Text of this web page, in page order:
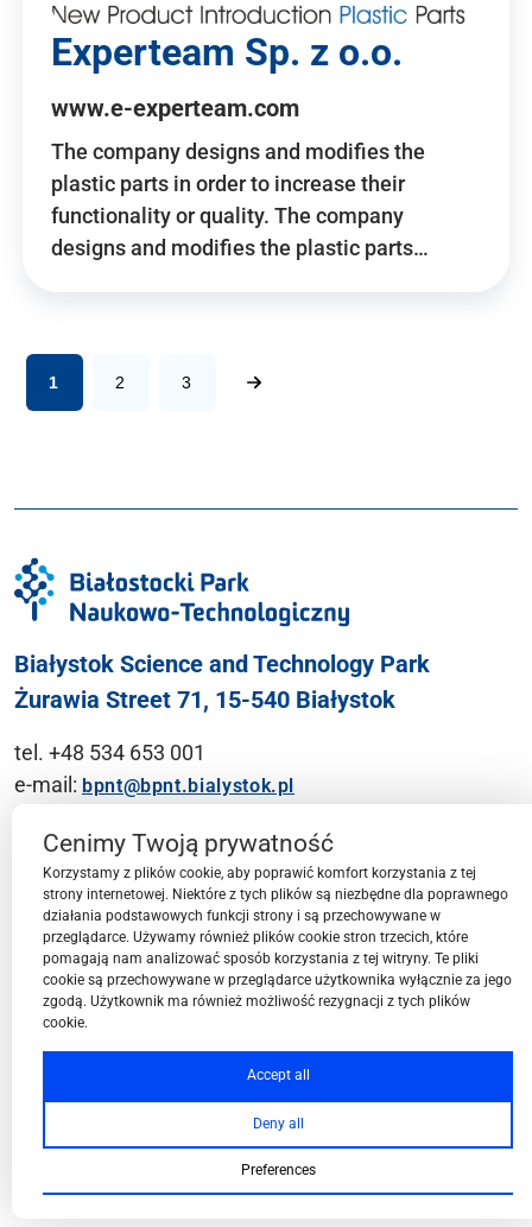
Experteam Sp. z o.o.
www.e-experteam.com
The company designs and modifies the
plastic parts in order to increase their
functionality or quality. The company
designs and modifies the plastic parts…
1 2 3
Białystok Science and Technology Park
Żurawia Street 71, 15-540 Białystok
tel. +48 534 653 001
e-mail: bpnt@bpnt.bialystok.pl
Contact
BPN-T Area
BPN-T Offer
Cenimy Twoją prywatność
Korzystamy z plików cookie, aby poprawić komfort korzystania z tej
strony internetowej. Niektóre z tych plików są niezbędne dla poprawnego
działania podstawowych funkcji strony i są przechowywane w
przeglądarce. Używamy również plików cookie stron trzecich, które
pomagają nam analizować sposób korzystania z tej witryny. Te pliki
cookie są przechowywane w przeglądarce użytkownika wyłącznie za jego
zgodą. Użytkownik ma również możliwość rezygnacji z tych plików
cookie.
Accept all
Deny all
Preferences